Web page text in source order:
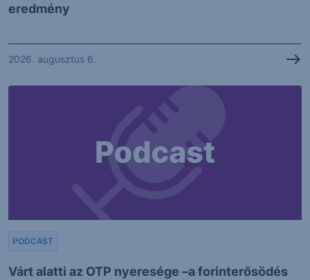
eredmény
2026. augusztus 6.
Várt alatti az OTP nyeresége –a forinterősödés
PODCAST